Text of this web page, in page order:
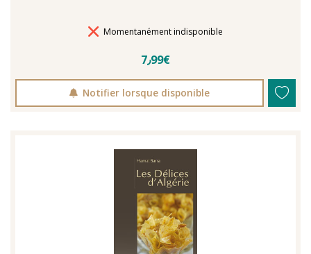
Délais de livraison
Momentanément indisponible
7٫99€
Notifier lorsque disponible